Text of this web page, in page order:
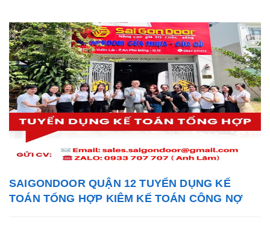
SAIGONDOOR QUẬN 12 TUYỂN DỤNG KẾ
TOÁN TỔNG HỢP KIÊM KẾ TOÁN CÔNG NỢ